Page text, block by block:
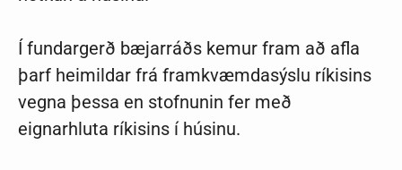
Í fundargerð bæjarráðs kemur fram að afla
þarf heimildar frá framkvæmdasýslu ríkisins
vegna þessa en stofnunin fer með
eignarhluta ríkisins í húsinu.